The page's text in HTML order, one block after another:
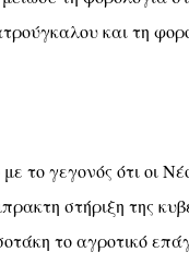
και τη
το γεγονός ότι οι
στήριξη της
το αγροτικό